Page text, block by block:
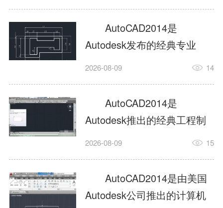
行业工程设计。版本新增图
纸标签页、实景地理地图、
协同设计交流模块，优化命
令行智能纠错与图层批量管
理，支持Win8触屏操作、点
云扫描数据导入，兼容各类
DWG图纸格式，文件互通...
AutoCAD2014是
Autodesk发布的经典专业
CAD制图设计软件，是工程
绘图工具。软件专注精准二
维绘图、图纸编辑、参数化
设计及基础三维建模，广泛
应用于建筑设计、机械制
造、土木工程、室内设计等
多个行业。软件优化绘图流
畅度与文件兼容性，支持参
2026-08-09 14
AutoCAD2014是
Autodesk推出的经典工程制
图设计软件，主打高效精准
建模作业，适配建筑、机
械、市政、室内设计等多行
业场景。软件优化运行机制
2026-08-09 15
AutoCAD2014是由美国
Autodesk公司推出的计算机